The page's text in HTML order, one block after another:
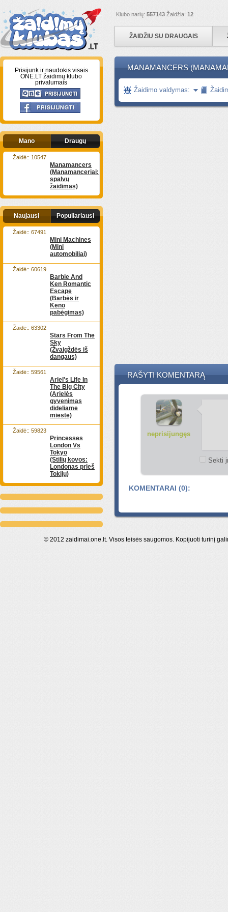
Klubo narių: 557143 Žaidžia: 12
ŽAIDŽIU SU DRAUGAIS
Prisijunk ir naudokis visais
ONE.LT žaidimų klubo
privalumais
Mano Draugų
Manamancers
(Manamanceriai:
spalvų
žaidimas)
Žaidė:: 10547
Naujausi Populiariausi
Mini Machines
(Mini
automobiliai)
Žaidė:: 67491
Barbie And
Ken Romantic
Escape
(Barbės ir
Keno
pabėgimas)
Žaidė:: 60619
Stars From The
Sky
(Žvaigždės iš
dangaus)
Žaidė:: 63302
Ariel's Life In
The Big City
(Arielės
gyvenimas
dideliame
mieste)
Žaidė:: 59561
Princesses
London Vs
Tokyo
(Stilių kovos:
Londonas prieš
Tokijų)
Žaidė:: 59823
MANAMANCERS
Žaidimo valdymas:
RAŠYTI KOMENTARĄ
neprisijungęs
Sekti
KOMENTARAI (0):
© 2012 zaidimai.one.lt. Visos teisės saugomos. Kopijuoti turinį